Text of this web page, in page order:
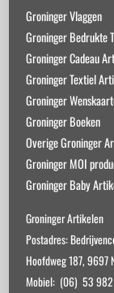
Groninger Vlaggen
Groninger Bedrukte
Groninger Cadeau
Groninger Textiel
Groninger
Groninger Boeken
Overige Groninger
Groninger MOI
Groninger Baby
Groninger Artikelen
Postadres:
Hoofdweg 187, 9697
Mobiel: (06) 53